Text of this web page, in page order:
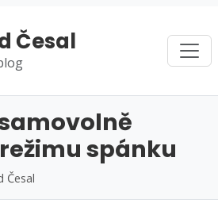
Česal
spánku
Česal